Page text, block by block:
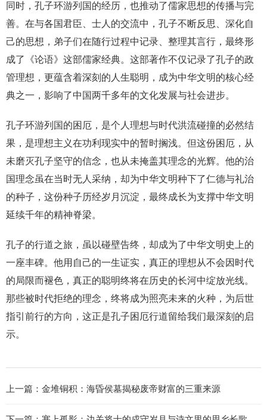
同时，孔子环游列国的经历，也推动了儒家思想的传播与完
善。在与各国君臣、士人的交流中，孔子不断反思、深化自
己的思想，弟子们在随行过程中记录、整理其言行，最终形
成了《论语》这部儒家经典。这部著作不仅记录了孔子的政
管理想，更蕴含着深刻的人生聪明，成为中华文明的核心经
典之一，影响了中国两千多年的文化发展与社会进步。
孔子环游列国的困厄，是个人理想与时代洪流碰撞的必然结
果，是理想主义在功利现实中的暂时搁浅。但这份困厄，从
未磨灭孔子坚守的信念，也从未掩盖其理念的光辉。他的治
国理念虽在当时无人采纳，却为中华文明种下了仁德与礼治
的种子，这份种子历经岁月沉淀，最终成长为支撑中华文明
延续千年的精神脊梁。
孔子的行道之旅，虽以碰壁告终，却成为了中华文明史上的
一座丰碑。他用自己的一生证实，真正的理想从不会因时代
的局限而褪色，真正的聪明终将在历史的长河中绽放光线。
那些被时代拒绝的理念，终将成为照亮未来的火种，为后世
指引前行的方向，这正是孔子困厄行道留给我们最深刻的启
示。
上一篇： 金堆铜积：海昏侯墓揭秘废帝财富的三重来源